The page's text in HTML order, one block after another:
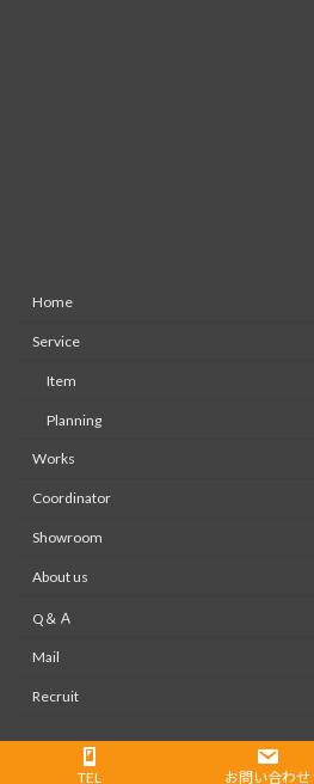
Home
Service
Item
Planning
Works
Coordinator
Showroom
About us
Q＆Ａ
Mail
Recruit
Copyright © 株式会社大木装美ホームペ
TEL お問い合わせ